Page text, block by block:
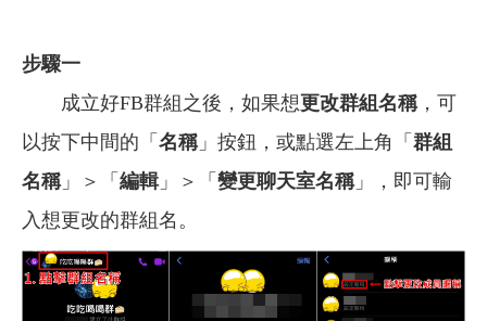
步驟一
成立好FB群組之後，如果想更改群組名稱，可
以按下中間的「 名稱」按鈕，或點選左上角「 群組
名稱」＞「 編輯」＞「 變更聊天室名稱」，即可輸
入想更改的群組名。